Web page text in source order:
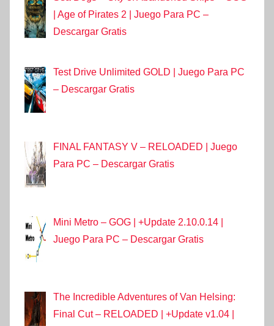
| Age of Pirates 2 | Juego Para PC –
Descargar Gratis
Test Drive Unlimited GOLD | Juego Para PC
– Descargar Gratis
FINAL FANTASY V – RELOADED | Juego
Para PC – Descargar Gratis
Mini Metro – GOG | +Update 2.10.0.14 |
Juego Para PC – Descargar Gratis
The Incredible Adventures of Van Helsing:
Final Cut – RELOADED | +Update v1.04 |